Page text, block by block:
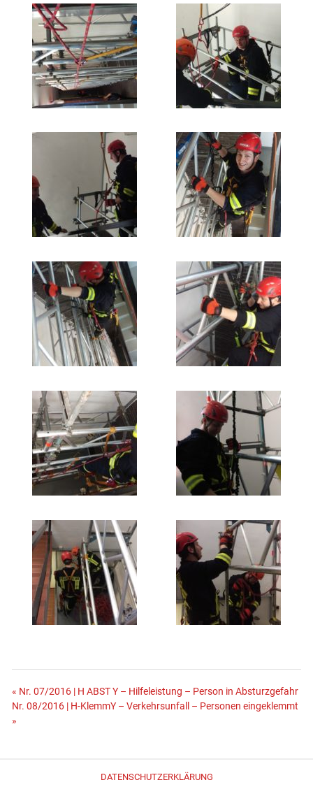
Beitragsnavigation
« Nr. 07/2016 | H ABST Y – Hilfeleistung – Person in Absturzgefahr
Nr. 08/2016 | H-KlemmY – Verkehrsunfall – Personen eingeklemmt
»
DATENSCHUTZERKLÄRUNG